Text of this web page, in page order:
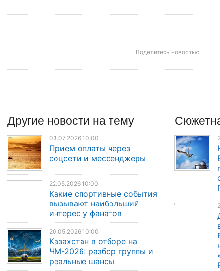
Поделитесь новостью
Другие новости на тему
03.07.2026 10:00
Прием оплаты через
соцсети и мессенджеры
22.05.2026 10:00
Какие спортивные события
вызывают наибольший
интерес у фанатов
20.05.2026 10:00
Казахстан в отборе на
ЧМ-2026: разбор группы и
реальные шансы